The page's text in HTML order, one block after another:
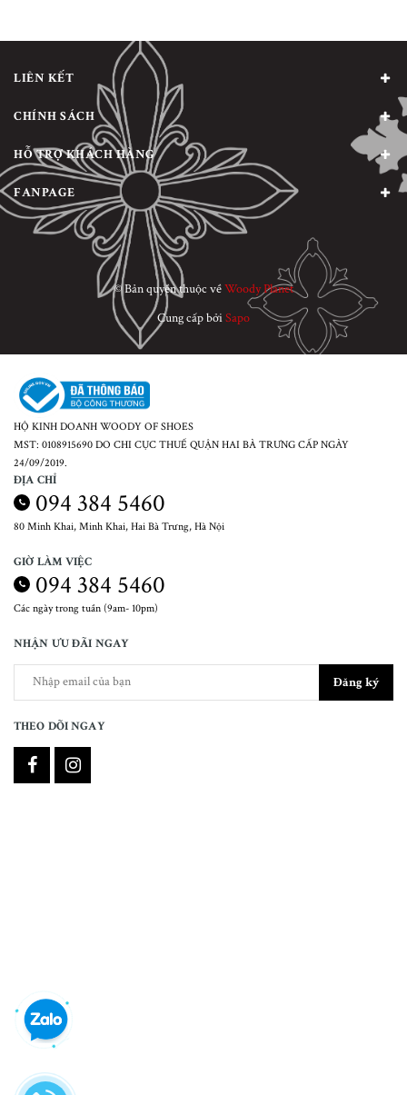
LIÊN KẾT
CHÍNH SÁCH
HỖ TRỢ KHÁCH HÀNG
FANPAGE
© Bản quyền thuộc vềWoody Planet
Cung cấp bởiSapo
HỘ KINH DOANH WOODY OF SHOES
MST: 0108915690 DO CHI CỤC THUẾ QUẬN HAI BÀ TRƯNG CẤP NGÀY
24/09/2019.
ĐỊA CHỈ
094 384 5460
80 Minh Khai, Minh Khai, Hai Bà Trưng, Hà Nội
GIỜ LÀM VIỆC
094 384 5460
Các ngày trong tuần (9am- 10pm)
NHẬN ƯU ĐÃI NGAY
Đăng ký
THEO DÕI NGAY